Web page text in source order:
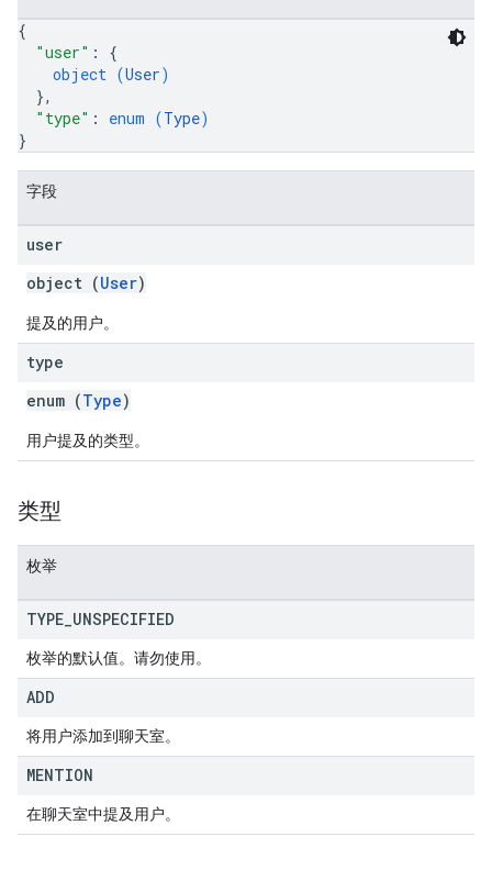
{
"user" : {
object (User)
},
"type" : enum (Type)
}
字段
user
object (User)
提及的用户。
type
enum (Type)
用户提及的类型。
类型
枚举
TYPE UNSPECIFIED
枚举的默认值。请勿使用。
ADD
将用户添加到聊天室。
MENTION
在聊天室中提及用户。